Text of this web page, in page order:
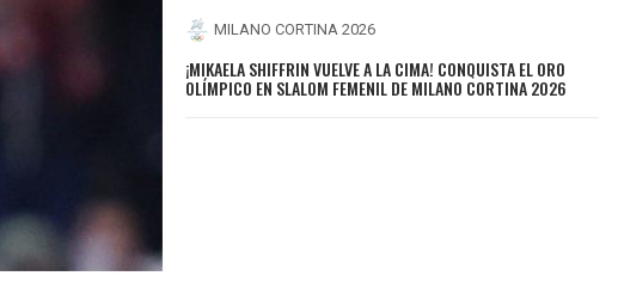
MILANO CORTINA 2026
¡MIKAELA SHIFFRIN VUELVE A LA CIMA! CONQUISTA EL ORO
OLÍMPICO EN SLALOM FEMENIL DE MILANO CORTINA 2026